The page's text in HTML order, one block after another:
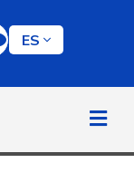
clave
ES